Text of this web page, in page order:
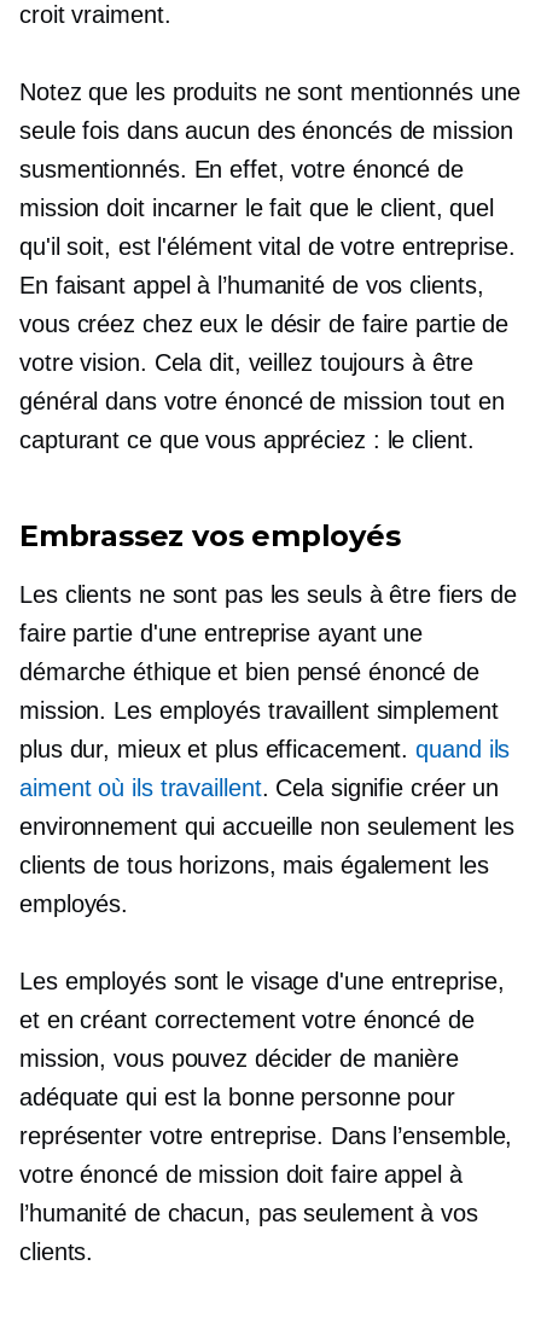
croit vraiment.
Notez que les produits ne sont mentionnés une
seule fois dans aucun des énoncés de mission
susmentionnés. En effet, votre énoncé de
mission doit incarner le fait que le client, quel
qu'il soit, est l'élément vital de votre entreprise.
En faisant appel à l’humanité de vos clients,
vous créez chez eux le désir de faire partie de
votre vision. Cela dit, veillez toujours à être
général dans votre énoncé de mission tout en
capturant ce que vous appréciez : le client.
Embrassez vos employés
Les clients ne sont pas les seuls à être fiers de
faire partie d'une entreprise ayant une
démarche éthique et bien pensé énoncé de
mission. Les employés travaillent simplement
plus dur, mieux et plus efficacement.quand ils
aiment où ils travaillent. Cela signifie créer un
environnement qui accueille non seulement les
clients de tous horizons, mais également les
employés.
Les employés sont le visage d'une entreprise,
et en créant correctement votre énoncé de
mission, vous pouvez décider de manière
adéquate qui est la bonne personne pour
représenter votre entreprise. Dans l’ensemble,
votre énoncé de mission doit faire appel à
l’humanité de chacun, pas seulement à vos
clients.